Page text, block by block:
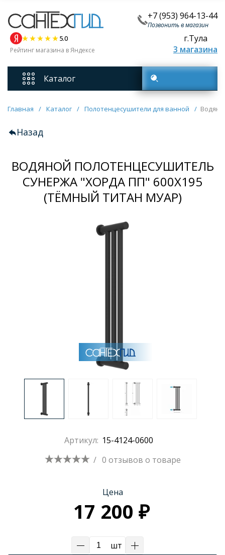
+7 (953) 964-13-44
Позвонить в магазин
5.0
Рейтинг магазина в Яндексе
г.Тула
3 магазина
Каталог
Смесители
Унитазы
Мебель для ванных комнат
Ванны
Кухонные мойки
Аксессуары для ванных комнат
Трапы для душевых
Главная / Каталог / Полотенцесушители для ванной /
Назад
ВОДЯНОЙ ПОЛОТЕНЦЕСУШИТЕЛЬ
СУНЕРЖА "ХОРДА ПП" 600Х195
(ТЁМНЫЙ ТИТАН МУАР)
Артикул: 15-4124-0600
/ 0 отзывов о товаре
Цена
17 200 ₽
шт